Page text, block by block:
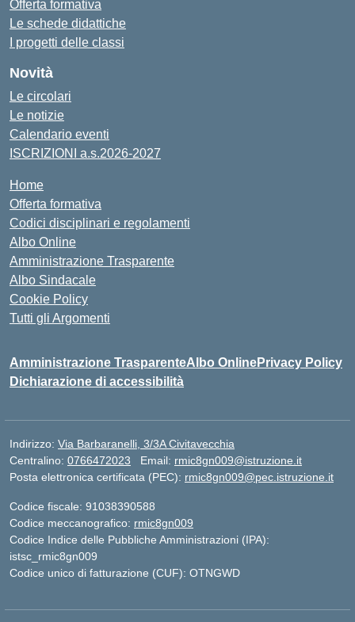
Offerta formativa
Le schede didattiche
I progetti delle classi
Novità
Le circolari
Le notizie
Calendario eventi
ISCRIZIONI a.s.2026-2027
Home
Offerta formativa
Codici disciplinari e regolamenti
Albo Online
Amministrazione Trasparente
Albo Sindacale
Cookie Policy
Tutti gli Argomenti
Amministrazione TrasparenteAlbo OnlinePrivacy Policy
Dichiarazione di accessibilità
Indirizzo: Via Barbaranelli, 3/3A Civitavecchia
Centralino: 0766472023 Email: rmic8gn009@istruzione.it
Posta elettronica certificata (PEC): rmic8gn009@pec.istruzione.it
Codice fiscale: 91038390588
Codice meccanografico: rmic8gn009
Codice Indice delle Pubbliche Amministrazioni (IPA):
istsc_rmic8gn009
Codice unico di fatturazione (CUF): OTNGWD